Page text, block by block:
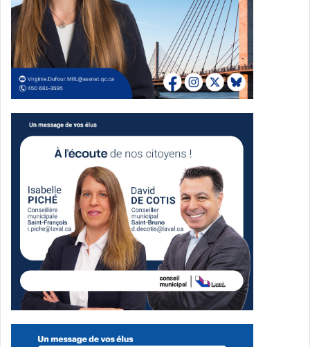
enseignante retraitée en éducation à l’enfance, et Marie-
Andrée Payeur, conseillère pédagogique en mobilité
étudiante et professionnelle, pour leur contribution à la
réalisation de ce documentaire.
pour son soutien financier à ce projet.
Pour visionner le documentaire: